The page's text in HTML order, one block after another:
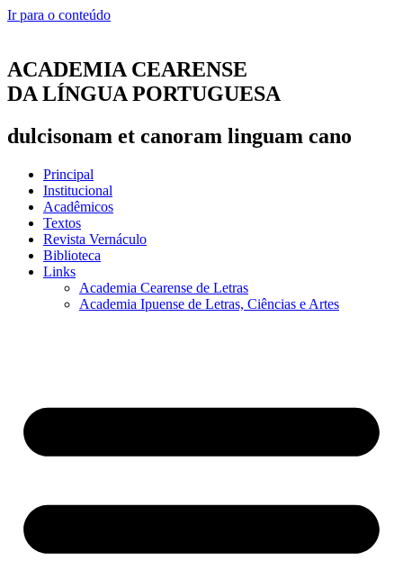
Ir para o conteúdo
ACADEMIA CEARENSE
DA LÍNGUA PORTUGUESA
dulcisonam et canoram linguam cano
Principal
Institucional
Acadêmicos
Textos
Revista Vernáculo
Biblioteca
Links
Academia Cearense de Letras
Academia Ipuense de Letras, Ciências e Artes